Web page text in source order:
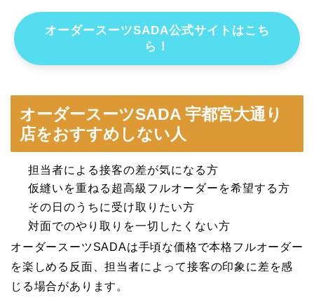
オーダースーツSADA公式サイトはこち
ら！
オーダースーツSADA 宇都宮大通り
店をおすすめしない人
担当者による接客の差が気になる方
仮縫いを重ねる超高級フルオーダーを希望する方
その日のうちに受け取りたい方
対面でのやり取りを一切したくない方
オーダースーツSADAは手頃な価格で本格フルオーダー
を楽しめる反面、担当者によって接客の印象に差を感
じる場合があります。